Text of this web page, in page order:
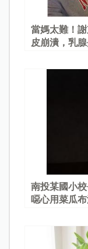
當媽太難！
皮崩潰，乳
南投某國小
噁心用菜瓜